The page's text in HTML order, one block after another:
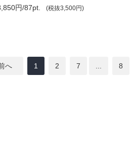
円/87pt.
(税抜3,500円)
へ 1 2 7 8